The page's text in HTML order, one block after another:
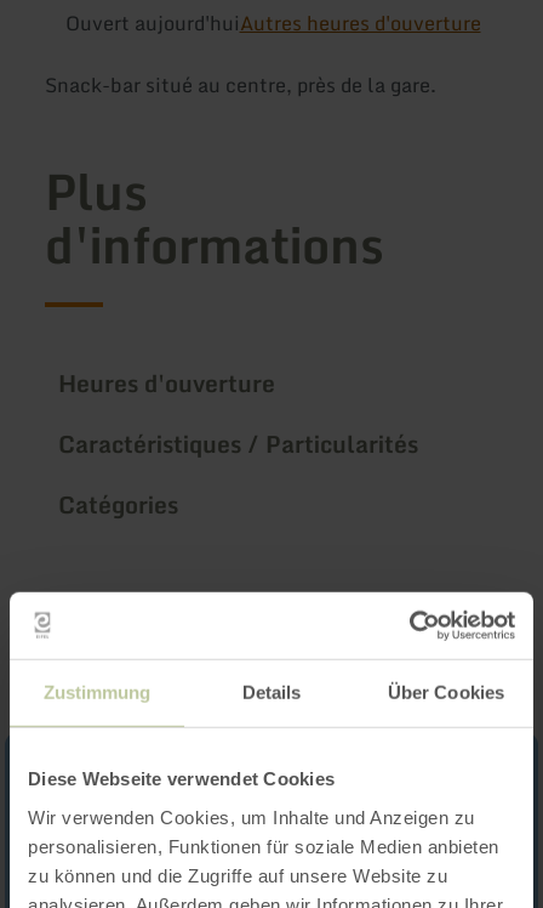
Zustimmung Details Über Cookies
Diese Webseite verwendet Cookies
Wir verwenden Cookies, um Inhalte und Anzeigen zu
personalisieren, Funktionen für soziale Medien anbieten
zu können und die Zugriffe auf unsere Website zu
Ouvert aujourd'huiAutres heures d'ouverture
Snack-bar situé au centre, près de la gare.
Plus
d'informations
Heures d'ouverture
Caractéristiques / Particularités
Catégories
Impressions